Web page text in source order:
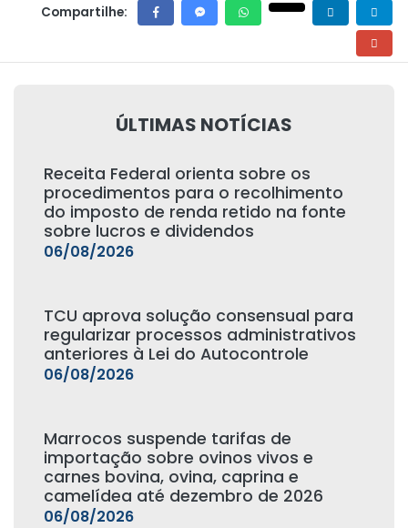
Compartilhe:
ÚLTIMAS NOTÍCIAS
Receita Federal orienta sobre os
procedimentos para o recolhimento
do imposto de renda retido na fonte
sobre lucros e dividendos
06/08/2026
TCU aprova solução consensual para
regularizar processos administrativos
anteriores à Lei do Autocontrole
06/08/2026
Marrocos suspende tarifas de
importação sobre ovinos vivos e
carnes bovina, ovina, caprina e
camelídea até dezembro de 2026
06/08/2026